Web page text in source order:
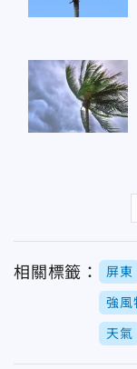
相關標籤： 屏東
強風
天氣